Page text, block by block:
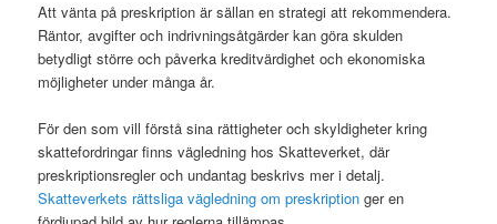
Att vänta på preskription är sällan en strategi att rekommendera.
Räntor, avgifter och indrivningsåtgärder kan göra skulden
betydligt större och påverka kreditvärdighet och ekonomiska
möjligheter under många år.
För den som vill förstå sina rättigheter och skyldigheter kring
skattefordringar finns vägledning hos Skatteverket, där
preskriptionsregler och undantag beskrivs mer i detalj.
Skatteverkets rättsliga vägledning om preskription ger en